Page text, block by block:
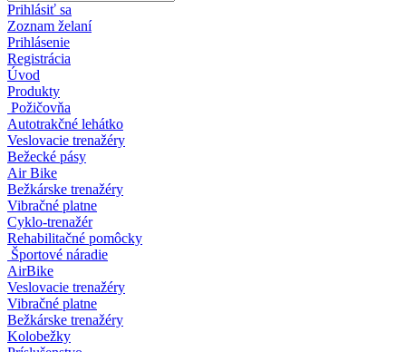
Prihlásiť sa
Zoznam želaní
Prihlásenie
Registrácia
Úvod
Produkty
Požičovňa
Autotrakčné lehátko
Veslovacie trenažéry
Bežecké pásy
Air Bike
Bežkárske trenažéry
Vibračné platne
Cyklo-trenažér
Rehabilitačné pomôcky
Športové náradie
AirBike
Veslovacie trenažéry
Vibračné platne
Bežkárske trenažéry
Kolobežky